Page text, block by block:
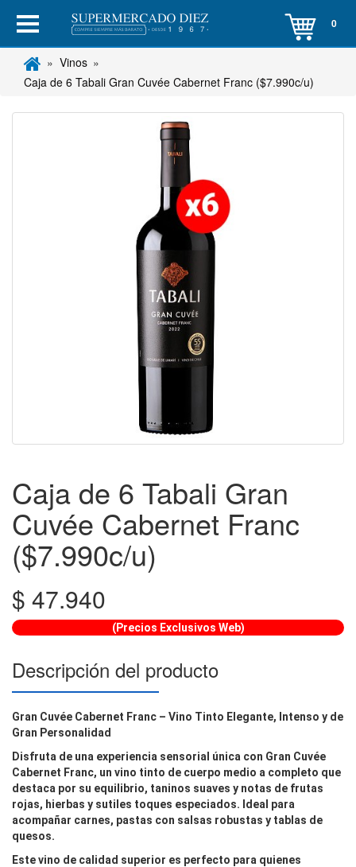
0
Vinos
Caja de 6 Tabali Gran Cuvée Cabernet Franc ($7.990c/u)
Caja de 6 Tabali Gran
Cuvée Cabernet Franc
($7.990c/u)
$ 47.940
(Precios Exclusivos Web)
Descripción del producto
Gran Cuvée Cabernet Franc – Vino Tinto Elegante, Intenso y de
Gran Personalidad
Disfruta de una experiencia sensorial única con Gran Cuvée
Cabernet Franc, un vino tinto de cuerpo medio a completo que
destaca por su equilibrio, taninos suaves y notas de frutas
rojas, hierbas y sutiles toques especiados. Ideal para
acompañar carnes, pastas con salsas robustas y tablas de
quesos.
Este vino de calidad superior es perfecto para quienes